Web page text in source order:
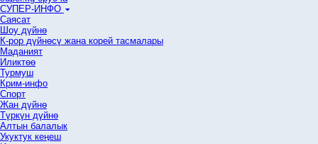
СУПЕР-ИНФО
Саясат
Шоу дүйнө
К-рор дүйнөсү жана корей тасмалары
Маданият
Иликтөө
Турмуш
Крим-инфо
Спорт
Жан дүйнө
Түркүн дүйнө
Алтын балалык
Укуктук кеӊеш